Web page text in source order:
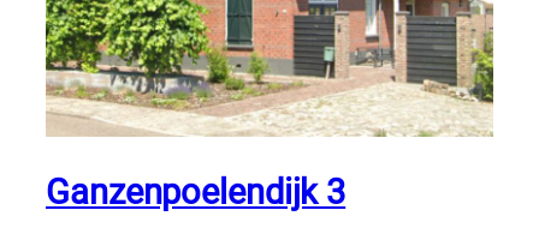
Ganzenpoelendijk 3